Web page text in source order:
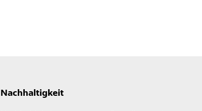
Nachhaltigkeit